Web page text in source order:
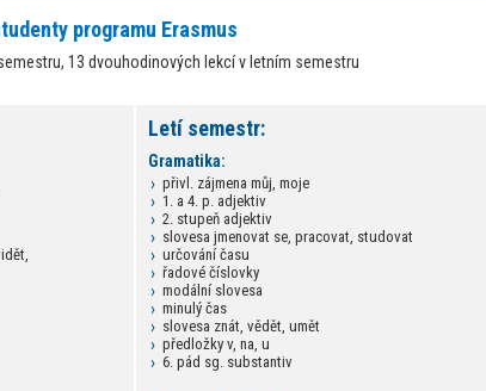
programu Erasmus
13 dvouhodinových lekcí v letním semestru
Letí semestr:
Gramatika:
přivl. zájmena můj, moje
1. a 4. p. adjektiv
2. stupeň adjektiv
slovesa jmenovat se, pracovat, studovat
určování času
řadové číslovky
modální slovesa
minulý čas
slovesa znát, vědět, umět
předložky v, na, u
6. pád sg. substantiv